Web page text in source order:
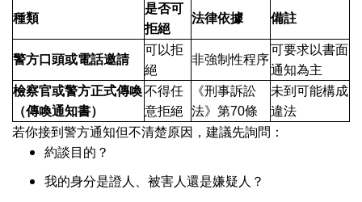
種類
是否可
拒絕
法律依據 備註
警方口頭或電話邀請
可以拒
絕
非強制性程序
可要求以書面
通知為主
檢察官或警方正式傳喚
（傳喚通知書）
不得任
意拒絕
《刑事訴訟
法》第70條
未到可能構成
違法
若你接到警方通知但不清楚原因，建議先詢問：
約談目的？
我的身分是證人、被害人還是嫌疑人？